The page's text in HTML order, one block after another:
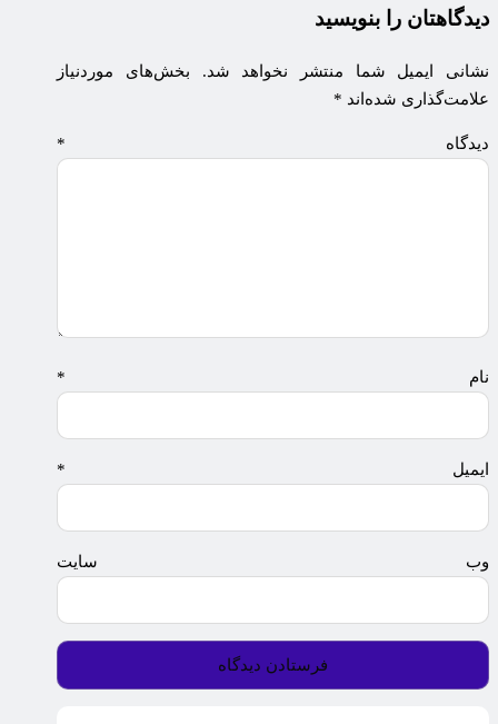
دیدگاهتان را بنویسید
نشانی ایمیل شما منتشر نخواهد شد.
بخش‌های موردنیاز
علامت‌گذاری شده‌اند *
دیدگاه *
نام *
ایمیل *
وب‌ سایت